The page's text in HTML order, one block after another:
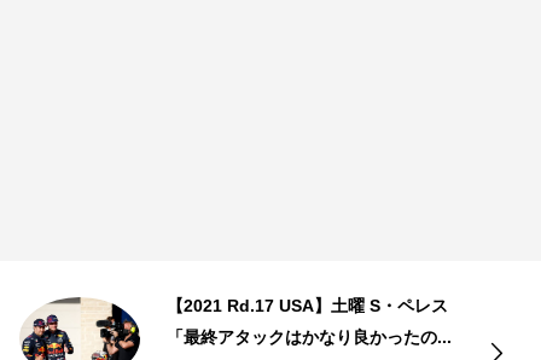
【2021 Rd.17 USA】土曜 S・ペレス
「最終アタックはかなり良かったの...